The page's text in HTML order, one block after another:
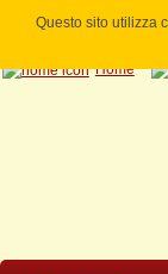
Questo sito utilizza
Home